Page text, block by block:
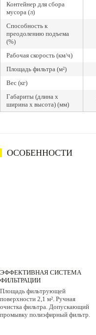
Контейнер для сбора
мусора (л)
Способность к
преодолению подъема
(%)
Рабочая скорость (км/ч)
Площадь фильтра (м²)
Вес (кг)
Габариты (длина х
ширина х высота) (мм)
ОСОБЕННОСТИ
ЭФФЕКТИВНАЯ СИСТЕМА
ФИЛЬТРАЦИИ
Площадь фильтрующей
поверхности 2,1 м². Ручная
очистка фильтра. Допускающий
промывку полиэфирный фильтр.